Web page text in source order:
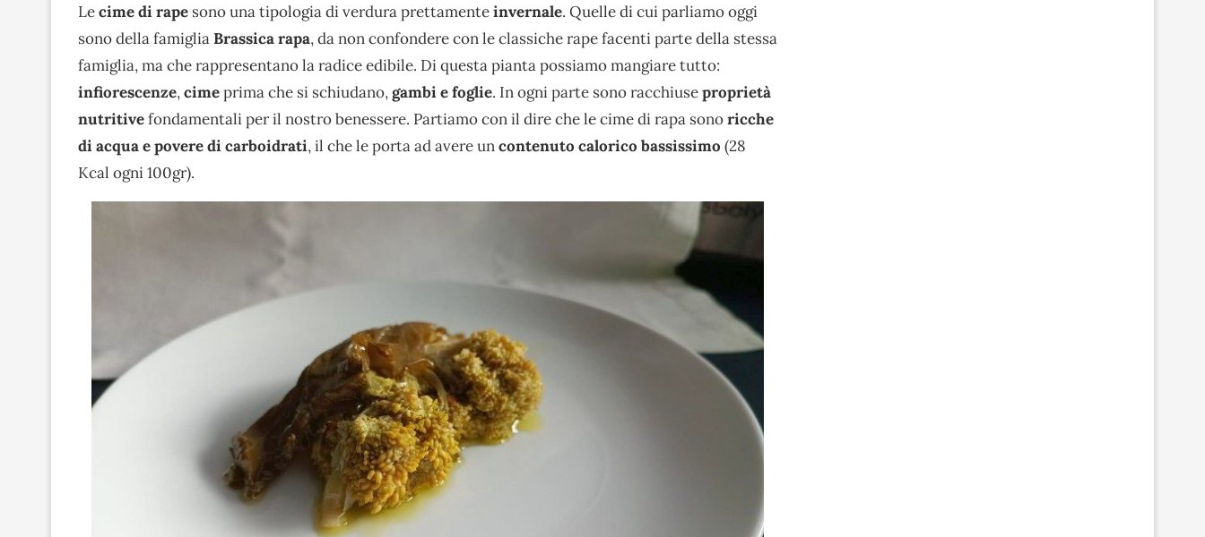
Lecime di rape sono una tipologia di verdura prettamenteinvernale. Quelle di cui parliamo oggi
sono della famigliaBrassica rapa, da non confondere con le classiche rape facenti parte della stessa
famiglia, ma che rappresentano la radice edibile. Di questa pianta possiamo mangiare tutto:
infiorescenze,cimeprima che si schiudano,gambi e foglie. In ogni parte sono racchiuseproprietà
nutritivefondamentali per il nostro benessere. Partiamo con il dire che le cime di rapa sonoricche
di acqua e povere di carboidrati, il che le porta ad avere uncontenuto calorico bassissimo (28
Kcal ogni 100gr).